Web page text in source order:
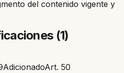
del contenido vigente y
(1)
AdicionadoArt. 50